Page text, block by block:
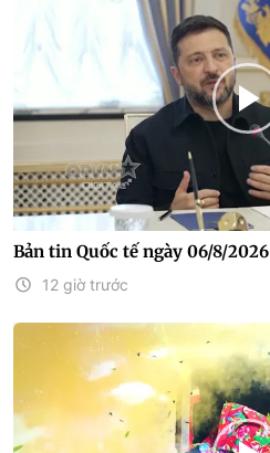
Bản tin Quốc tế ngày 06/8/2026
12 giờ trước